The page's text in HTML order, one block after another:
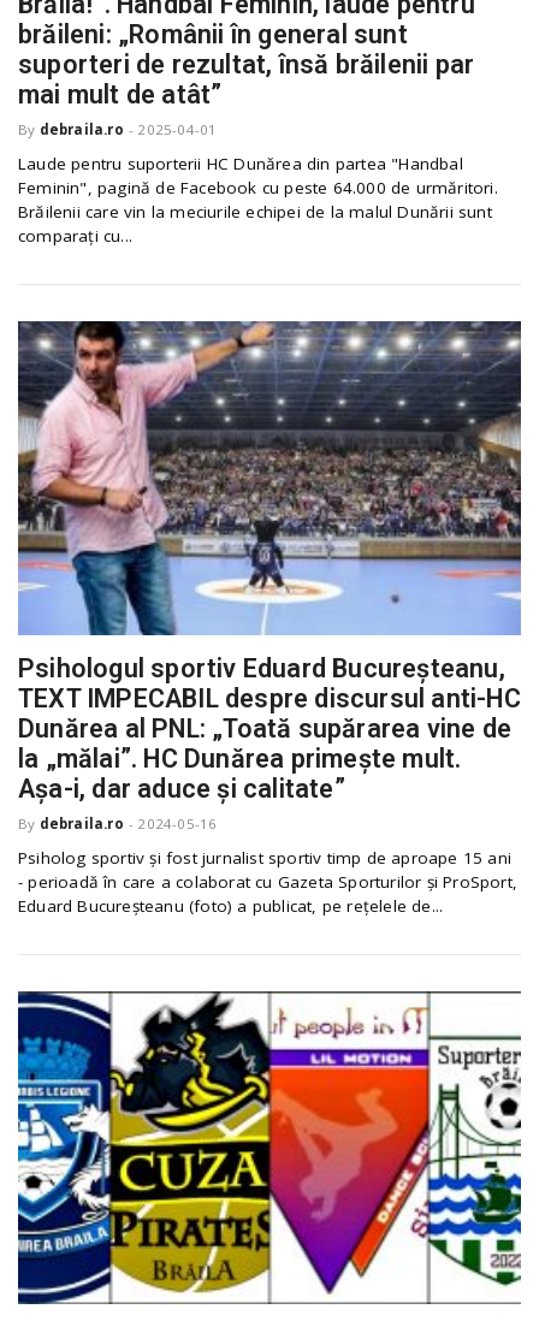
a
v
i
g
a
t
i
o
brăileni: „Românii în general sunt
suporteri de rezultat, însă brăilenii par
mai mult de atât”
By debraila.ro - 2025-04-01
Laude pentru suporterii HC Dunărea din partea "Handbal
Feminin", pagină de Facebook cu peste 64.000 de urmăritori.
Brăilenii care vin la meciurile echipei de la malul Dunării sunt
comparați cu...
Psihologul sportiv Eduard Bucureșteanu,
TEXT IMPECABIL despre discursul anti-HC
Dunărea al PNL: „Toată supărarea vine de
la „mălai”. HC Dunărea primește mult.
Așa-i, dar aduce și calitate”
By debraila.ro - 2024-05-16
Psiholog sportiv și fost jurnalist sportiv timp de aproape 15 ani
- perioadă în care a colaborat cu Gazeta Sporturilor și ProSport,
Eduard Bucureșteanu (foto) a publicat, pe rețelele de...